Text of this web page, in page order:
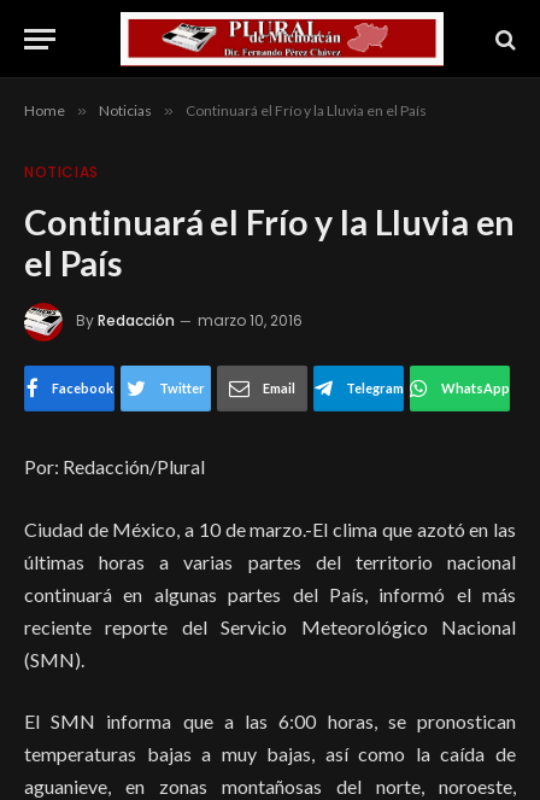
Home » Noticias » Continuará el Frío y la Lluvia en el País
NOTICIAS
Continuará el Frío y la Lluvia en
el País
ByRedacción marzo 10, 2016
Facebook Twitter Email Telegram WhatsApp
Por: Redacción/Plural
Ciudad de México, a 10 de marzo.-El clima que azotó en las
últimas horas a varias partes del territorio nacional
continuará en algunas partes del País, informó el más
reciente reporte del Servicio Meteorológico Nacional
(SMN).
El SMN informa que a las 6:00 horas, se pronostican
temperaturas bajas a muy bajas, así como la caída de
aguanieve, en zonas montañosas del norte, noroeste,